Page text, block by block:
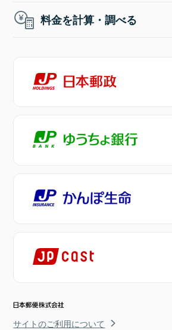
料金を計算・調べる
サイトのご利用について